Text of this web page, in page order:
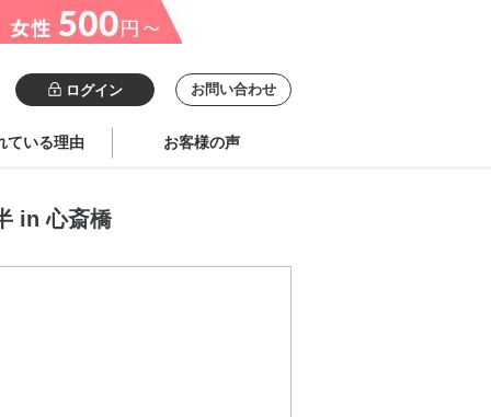
ログイン お問い合わせ
ている理由 お客様の声
in 心斎橋